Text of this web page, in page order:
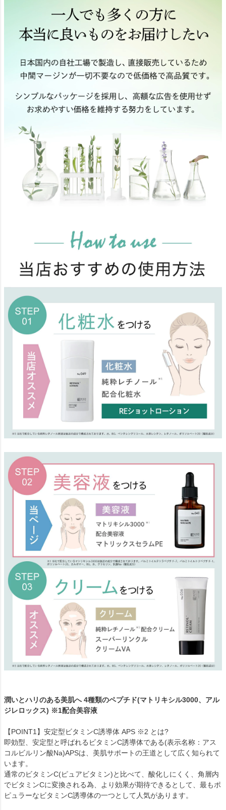
潤いとハリのある美肌へ 4種類のペプチド(マトリキシル3000、アル
ジレロックス) ※1配合美容液
【POINT1】安定型ビタミンC誘導体 APS ※2 とは?
即効型、安定型と呼ばれるビタミンC誘導体である(表示名称：アス
コルビルリン酸Na)APSは、美肌サポートの王道として広く知られて
います。
通常のビタミンC(ピュアビタミン)と比べて、酸化しにくく、角層内
でビタミンCに変換される為、より効果が期待できるとして、最もポ
ピュラーなビタミンC誘導体の一つとして人気があります。